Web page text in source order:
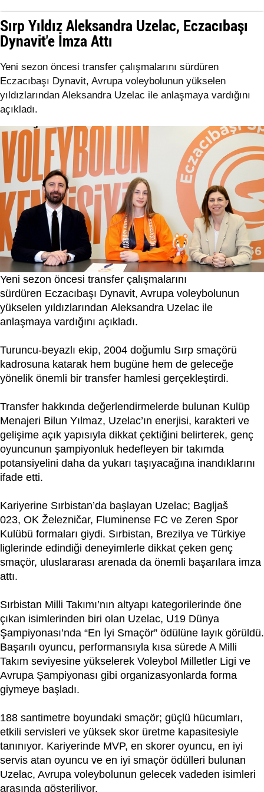
Sırp Yıldız Aleksandra Uzelac, Eczacıbaşı
Dynavit'e İmza Attı
Yeni sezon öncesi transfer çalışmalarını sürdüren
Eczacıbaşı Dynavit, Avrupa voleybolunun yükselen
yıldızlarından Aleksandra Uzelac ile anlaşmaya vardığını
açıkladı.
Yeni sezon öncesi transfer çalışmalarını
sürdüren Eczacıbaşı Dynavit, Avrupa voleybolunun
yükselen yıldızlarından Aleksandra Uzelac ile
anlaşmaya vardığını açıkladı.
Turuncu-beyazlı ekip, 2004 doğumlu Sırp smaçörü
kadrosuna katarak hem bugüne hem de geleceğe
yönelik önemli bir transfer hamlesi gerçekleştirdi.
Transfer hakkında değerlendirmelerde bulunan Kulüp
Menajeri Bilun Yılmaz, Uzelac’ın enerjisi, karakteri ve
gelişime açık yapısıyla dikkat çektiğini belirterek, genç
oyuncunun şampiyonluk hedefleyen bir takımda
potansiyelini daha da yukarı taşıyacağına inandıklarını
ifade etti.
Kariyerine Sırbistan’da başlayan Uzelac; Bagljaš
023, OK Železničar, Fluminense FC ve Zeren Spor
Kulübü formaları giydi. Sırbistan, Brezilya ve Türkiye
liglerinde edindiği deneyimlerle dikkat çeken genç
smaçör, uluslararası arenada da önemli başarılara imza
attı.
Sırbistan Milli Takımı’nın altyapı kategorilerinde öne
çıkan isimlerinden biri olan Uzelac, U19 Dünya
Şampiyonası’nda “En İyi Smaçör” ödülüne layık görüldü.
Başarılı oyuncu, performansıyla kısa sürede A Milli
Takım seviyesine yükselerek Voleybol Milletler Ligi ve
Avrupa Şampiyonası gibi organizasyonlarda forma
giymeye başladı.
188 santimetre boyundaki smaçör; güçlü hücumları,
etkili servisleri ve yüksek skor üretme kapasitesiyle
tanınıyor. Kariyerinde MVP, en skorer oyuncu, en iyi
servis atan oyuncu ve en iyi smaçör ödülleri bulunan
Uzelac, Avrupa voleybolunun gelecek vadeden isimleri
arasında gösteriliyor.